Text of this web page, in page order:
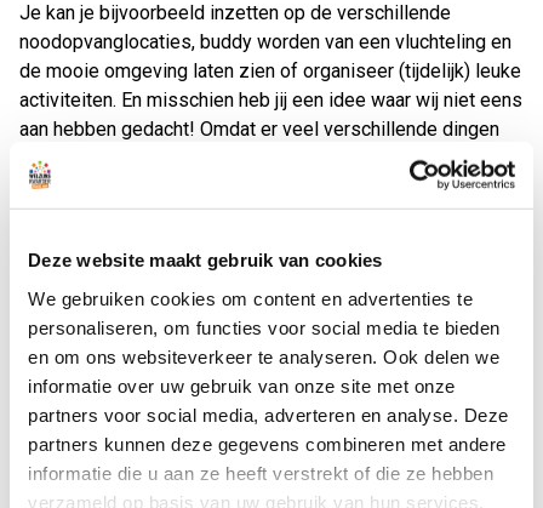
Deze website maakt gebruik van cookies
We gebruiken cookies om content en advertenties te
personaliseren, om functies voor social media te bieden
en om ons websiteverkeer te analyseren. Ook delen we
informatie over uw gebruik van onze site met onze
partners voor social media, adverteren en analyse. Deze
partners kunnen deze gegevens combineren met andere
informatie die u aan ze heeft verstrekt of die ze hebben
verzameld op basis van uw gebruik van hun services.
Je kan je bijvoorbeeld inzetten op de verschillende
noodopvanglocaties, buddy worden van een vluchteling en
de mooie omgeving laten zien of organiseer (tijdelijk) leuke
activiteiten. En misschien heb jij een idee waar wij niet eens
aan hebben gedacht! Omdat er veel verschillende dingen
nodig zijn, zoeken we mensen die flexibel zijn en van
aanpakken houden. Samen ontdekken we wat er nog meer
nodig is. Taal hoeft geen barrière te zijn. Een aantal sociaal
helpen bij vertalen.
In teken van rust
Met een enorme reis achter de rug, indrukwekkende
ervaringen en hoop op beter zijn mensen uit Oekraïne in de
gemeente Noordwijk. De komende weken staan vooral in
teken van rust brengen en kijken wat de mensen nodig
hebben. Vanuit Welzijnskwartier zijn er sociaal werkers